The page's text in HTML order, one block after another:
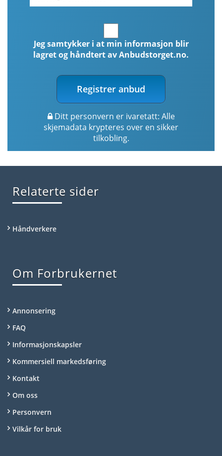
Jeg samtykker i at min informasjon blir
lagret og håndtert av Anbudstorget.no.
Registrer anbud
Ditt personvern er ivaretatt: Alle
skjemadata krypteres over en sikker
tilkobling.
Relaterte sider
Håndverkere
Om Forbrukernet
Annonsering
FAQ
Informasjonskapsler
Kommersiell markedsføring
Kontakt
Om oss
Personvern
Vilkår for bruk